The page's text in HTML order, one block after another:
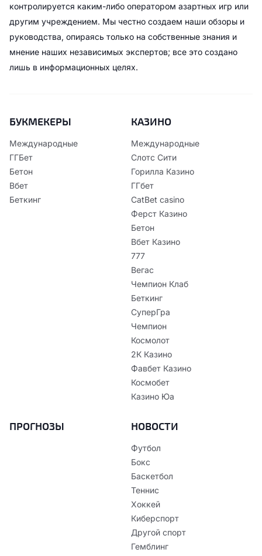
контролируется каким-либо оператором азартных игр или
другим учреждением. Мы честно создаем наши обзоры и
руководства, опираясь только на собственные знания и
мнение наших независимых экспертов; все это создано
лишь в информационных целях.
БУКМЕКЕРЫ
Международные
ГГБет
Бетон
Вбет
Беткинг
КАЗИНО
Международные
Слотс Сити
Горилла Казино
ГГбет
CatBet casino
Ферст Казино
Бетон
Вбет Казино
777
Вегас
Чемпион Клаб
Беткинг
СуперГра
Чемпион
Космолот
2К Казино
Фавбет Казино
Космобет
Казино Юа
ПРОГНОЗЫ НОВОСТИ
Футбол
Бокс
Баскетбол
Теннис
Хоккей
Киберспорт
Другой спорт
Гемблинг